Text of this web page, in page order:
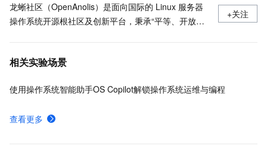
龙蜥社区（OpenAnolis）是面向国际的 Linux 服务器
操作系统开源根社区及创新平台，秉承“平等、开放、
超过 1000 家来自芯片厂商、软件厂商、整机厂商、操
态共建。
+关注
相关实验场景
使用操作系统智能助手OS Copilot解锁操作系统运维与编程
查看更多